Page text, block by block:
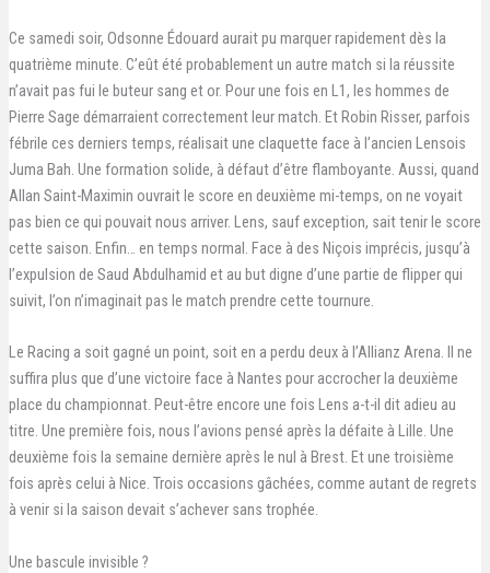
Ce samedi soir, Odsonne Édouard aurait pu marquer rapidement dès la
quatrième minute. C’eût été probablement un autre match si la réussite
n’avait pas fui le buteur sang et or. Pour une fois en L1, les hommes de
Pierre Sage démarraient correctement leur match. Et Robin Risser, parfois
fébrile ces derniers temps, réalisait une claquette face à l’ancien Lensois
Juma Bah. Une formation solide, à défaut d’être flamboyante. Aussi, quand
Allan Saint-Maximin ouvrait le score en deuxième mi-temps, on ne voyait
pas bien ce qui pouvait nous arriver. Lens, sauf exception, sait tenir le score
cette saison. Enfin… en temps normal. Face à des Niçois imprécis, jusqu’à
l’expulsion de Saud Abdulhamid et au but digne d’une partie de flipper qui
suivit, l’on n’imaginait pas le match prendre cette tournure.
Le Racing a soit gagné un point, soit en a perdu deux à l’Allianz Arena. Il ne
suffira plus que d’une victoire face à Nantes pour accrocher la deuxième
place du championnat. Peut-être encore une fois Lens a-t-il dit adieu au
titre. Une première fois, nous l’avions pensé après la défaite à Lille. Une
deuxième fois la semaine dernière après le nul à Brest. Et une troisième
fois après celui à Nice. Trois occasions gâchées, comme autant de regrets
à venir si la saison devait s’achever sans trophée.
Une bascule invisible ?